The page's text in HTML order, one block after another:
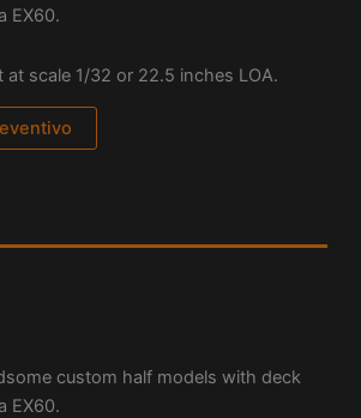
EX60.
at scale 1/32 or 22.5 inches LOA.
custom half models with deck
EX60.